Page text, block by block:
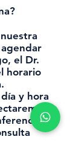
el Dr.
horario
y hora
a